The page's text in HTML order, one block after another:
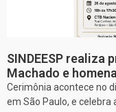
SINDEESP realiza
Machado e
Cerimônia acontece no
em São Paulo, e celebra